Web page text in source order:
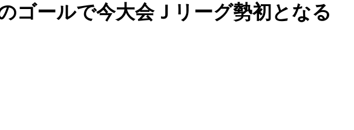
ゴールで今大会Ｊリーグ勢初となる